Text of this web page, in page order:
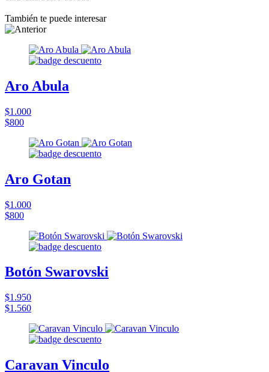
También te puede interesar
Aro Abula
$1.000
$800
Aro Gotan
$1.000
$800
Botón Swarovski
$1.950
$1.560
Caravan Vinculo